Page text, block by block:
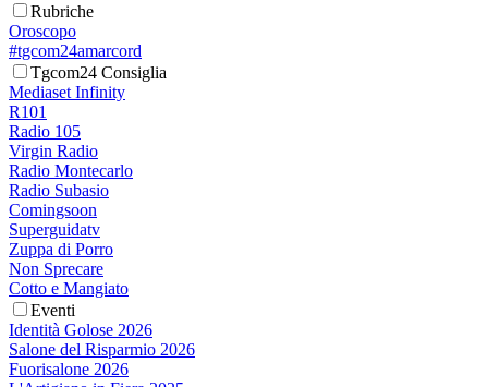
Rubriche
Oroscopo
#tgcom24amarcord
Tgcom24 Consiglia
Mediaset Infinity
R101
Radio 105
Virgin Radio
Radio Montecarlo
Radio Subasio
Comingsoon
Superguidatv
Zuppa di Porro
Non Sprecare
Cotto e Mangiato
Eventi
Identità Golose 2026
Salone del Risparmio 2026
Fuorisalone 2026